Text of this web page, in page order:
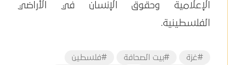
الإعلامية وحقوق الإنسان في الأراضي
الفلسطينية.
#غزة #بيت الصحافة
#فلسطين